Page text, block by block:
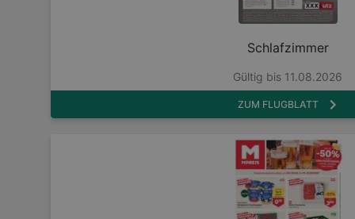
Schlafzimmer
Gültig bis 11.08.2026
ZUM FLUGBLATT